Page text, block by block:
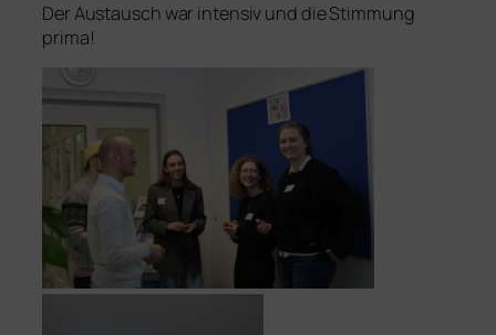
Der Austausch war intensiv und die Stimmung
prima!